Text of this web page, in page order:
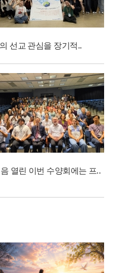
선교 관심을 장기적..
열린 이번 수양회에는 프..